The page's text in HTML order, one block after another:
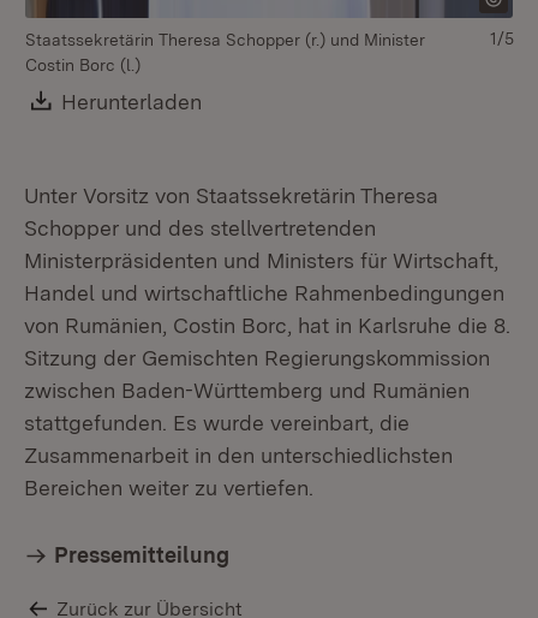
Staatssekretärin Theresa Schopper (r.) und Minister
Costin Borc (l.)
Download:
Herunterladen
1/5
Unter Vorsitz von Staatssekretärin Theresa
Schopper und des stellvertretenden
Ministerpräsidenten und Ministers für Wirtschaft,
Handel und wirtschaftliche Rahmenbedingungen
von Rumänien, Costin Borc, hat in Karlsruhe die 8.
Sitzung der Gemischten Regierungskommission
zwischen Baden-Württemberg und Rumänien
stattgefunden. Es wurde vereinbart, die
Zusammenarbeit in den unterschiedlichsten
Bereichen weiter zu vertiefen.
Pressemitteilung
Zurück zur Übersicht